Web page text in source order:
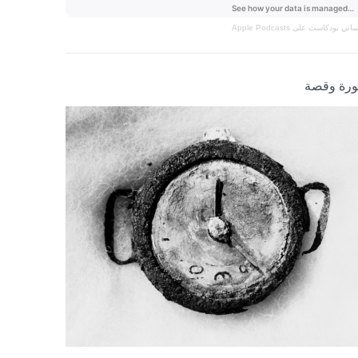
بودكاست على Apple Podcasts
وقصة